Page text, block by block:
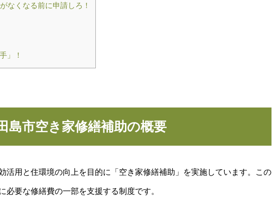
なくなる前に申請しろ！
」！
島市空き家修繕補助の概要
活用と住環境の向上を目的に「空き家修繕補助」を実施しています。この
必要な修繕費の一部を支援する制度です。